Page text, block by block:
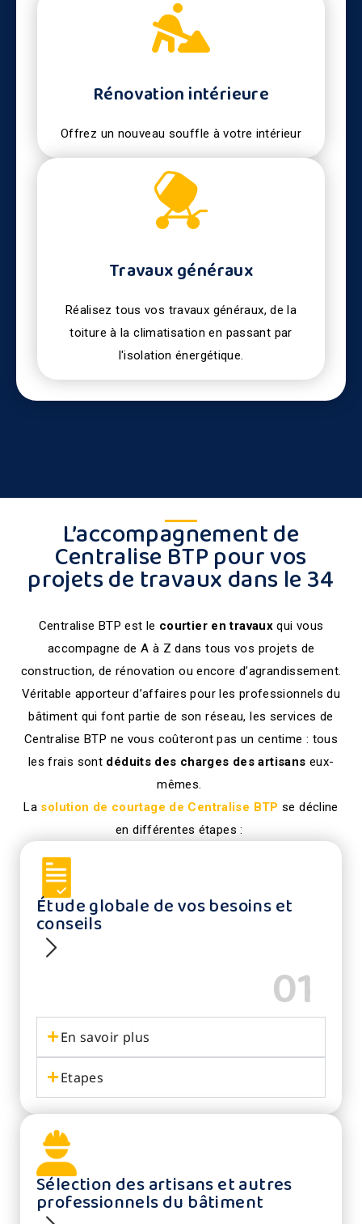
Rénovation intérieure
Offrez un nouveau souffle à votre intérieur
Travaux généraux
Réalisez tous vos travaux généraux, de la
toiture à la climatisation en passant par
l'isolation énergétique.
L’accompagnement de
Centralise BTP pour vos
projets de travaux dans le 34
Centralise BTP est le courtier en travauxqui vous
accompagne de A à Z dans tous vos projets de
construction, de rénovation ou encore d’agrandissement.
Véritable apporteur d’affaires pour les professionnels du
bâtiment qui font partie de son réseau, les services de
Centralise BTP ne vous coûteront pas un centime : tous
les frais sont déduits des charges des artisans eux-
mêmes.
La solution de courtage de Centralise BTP se décline
en différentes étapes :
Étude globale de vos besoins et
conseils
01
En savoir plus
Etapes
Sélection des artisans et autres
professionnels du bâtiment